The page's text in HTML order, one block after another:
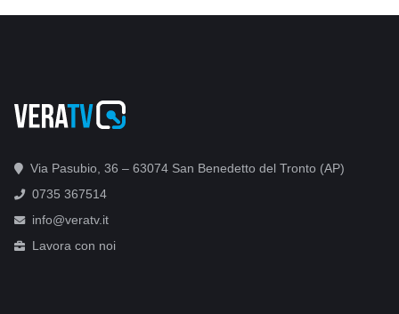
Via Pasubio, 36 – 63074 San Benedetto del Tronto (AP)
0735 367514
info@veratv.it
Lavora con noi